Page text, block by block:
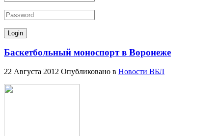
Баскетбольный моноспорт в Воронеже
22 Августа 2012 Опубликовано в Новости ВБЛ